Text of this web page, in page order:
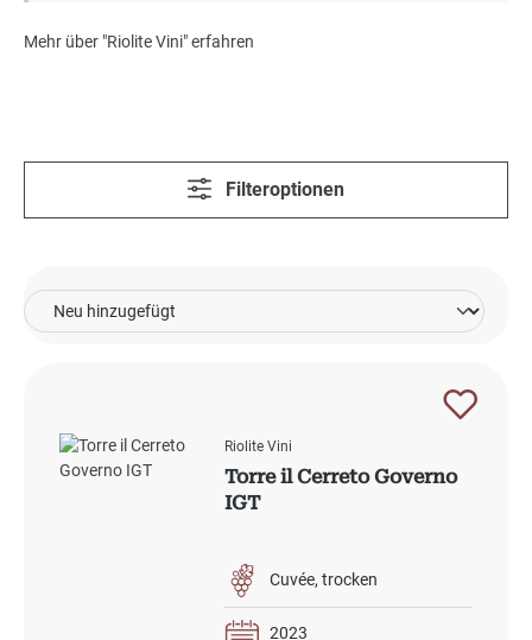
Mehr über "Riolite Vini" erfahren
Filteroptionen
Riolite Vini
Torre il Cerreto Governo
IGT
Cuvée trocken
2023